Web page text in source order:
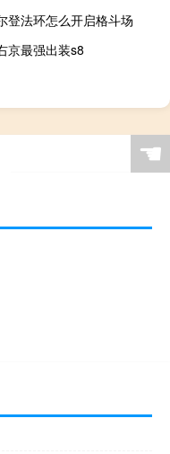
登法环怎么开启格斗场
京最强出装s8
☚